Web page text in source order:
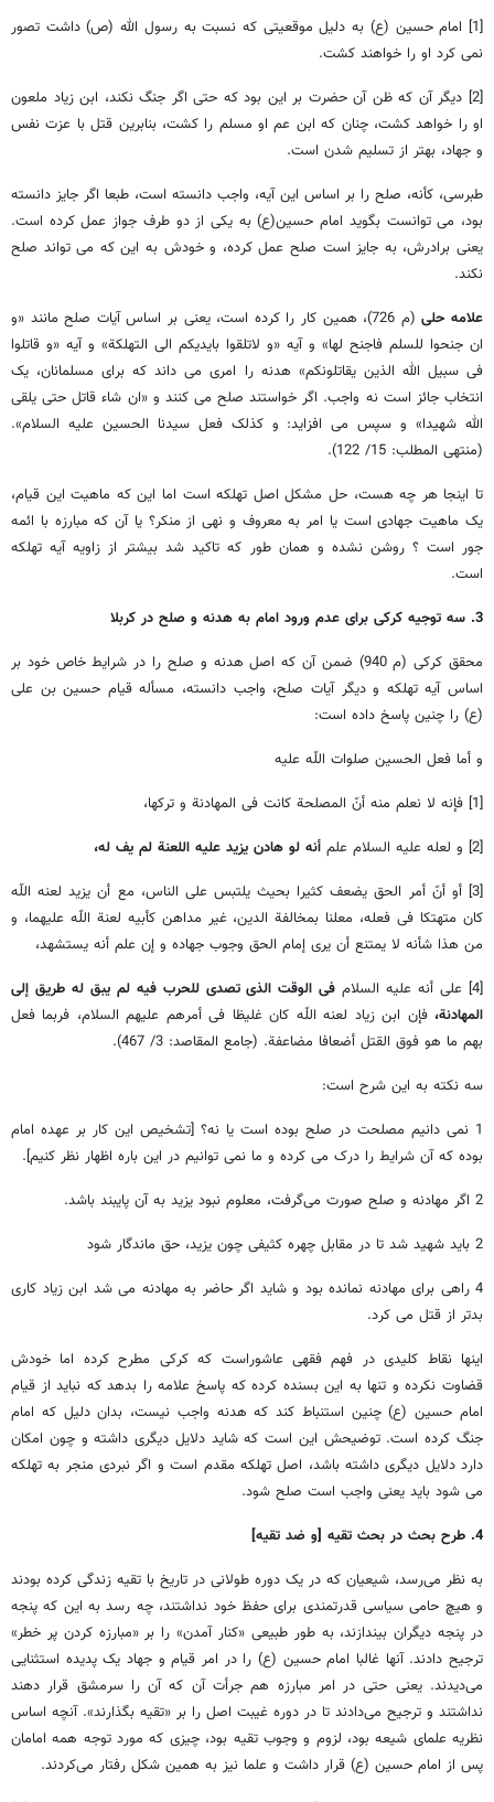
[1] امام حسین (ع) به دلیل موقعیتی که نسبت به رسول الله (ص) داشت تصور
نمی کرد او را خواهند کشت.
[2] دیگر آن که ظن آن حضرت بر این بود که حتی اگر جنگ نکند، ابن زیاد ملعون
او را خواهد کشت، چنان که ابن عم او مسلم را کشت، بنابرین قتل با عزت نفس
و جهاد، بهتر از تسلیم شدن است.
طبرسی، کأنه، صلح را بر اساس این آیه، واجب دانسته است، طبعا اگر جایز دانسته
بود، می توانست بگوید امام حسین(ع) به یکی از دو طرف جواز عمل کرده است.
یعنی برادرش، به جایز است صلح عمل کرده، و خودش به این که می تواند صلح
نکند.
علامه حلی
(م 726)، همین کار را کرده است، یعنی بر اساس آیات صلح مانند «و
ان جنحوا للسلم فاجنح لها» و آیه «و لاتلقوا بایدیکم الی التهلکة» و آیه «و قاتلوا
فی سبیل الله الذین یقاتلونکم» هدنه را امری می داند که برای مسلمانان، یک
انتخاب جائز است نه واجب. اگر خواستند صلح می کنند و «ان شاء قاتل حتی یلقی
الله شهیدا»‌ و سپس می افزاید: و کذلک فعل سیدنا الحسین علیه السلام».
(منتهی المطلب: 15/ 122).
تا اینجا هر چه هست، حل مشکل اصل تهلکه است اما این که ماهیت این قیام،
یک ماهیت جهادی است یا امر به معروف و نهی از منکر؟ یا آن که مبارزه با ائمه
جور است ؟ روشن نشده و همان طور که تاکید شد بیشتر از زاویه آیه تهلکه
است.
3. سه توجیه کرکی برای عدم ورود امام به هدنه و صلح در کربلا
محقق کرکی (م 940) ضمن آن که اصل هدنه و صلح را در شرایط خاص خود بر
اساس آیه تهلکه و دیگر آیات صلح، واجب دانسته، مسأله قیام حسین بن علی
(ع) را چنین پاسخ داده است:
و أما فعل الحسین صلوات اللّه علیه
[1] فإنه لا نعلم منه أنّ المصلحة کانت فی المهادنة و ترکها،
[2] و لعله علیه السلام علم
أنه لو هادن یزید علیه اللعنة لم یف له،
[3] أو أنّ أمر الحق یضعف کثیرا بحیث یلتبس علی الناس، مع أن یزید لعنه اللّه
کان متهتکا فی فعله، معلنا بمخالفة الدین، غیر مداهن کأبیه لعنة اللّه علیهما، و
من هذا شأنه لا یمتنع أن یری إمام الحق وجوب جهاده و إن علم أنه یستشهد،
[4] علی أنه علیه السلام
فی الوقت الذی تصدی للحرب فیه لم یبق له طریق إلی
المهادنة، فإن ابن زیاد لعنه اللّه کان غلیظا فی أمرهم علیهم السلام، فربما فعل
بهم ما هو فوق القتل أضعافا مضاعفة. (جامع المقاصد: 3/ 467).
سه نکته به این شرح است:
1 نمی دانیم مصلحت در صلح بوده است یا نه؟ [تشخیص این کار بر عهده امام
بوده که آن شرایط را درک می کرده و ما نمی توانیم در این باره اظهار نظر کنیم].
2 اگر مهادنه و صلح صورت می‌گرفت، معلوم نبود یزید به آن پایبند باشد.
2 باید شهید شد تا در مقابل چهره کثیفی چون یزید، حق ماندگار شود
4 راهی برای مهادنه نمانده بود و شاید اگر حاضر به مهادنه می شد ابن زیاد کاری
بدتر از قتل می کرد.
اینها نقاط کلیدی در فهم فقهی عاشوراست که کرکی مطرح کرده اما خودش
قضاوت نکرده و تنها به این بسنده کرده که پاسخ علامه را بدهد که نباید از قیام
امام حسین (ع) چنین استنباط کند که هدنه واجب نیست، بدان دلیل که امام
جنگ کرده است. توضیحش این است که شاید دلایل دیگری داشته و چون امکان
دارد دلایل دیگری داشته باشد، اصل تهلکه مقدم است و اگر نبردی منجر به تهلکه
می شود باید یعنی واجب است صلح شود.
4. طرح بحث در بحث تقیه [و ضد تقیه]
به نظر می‌رسد، شیعیان که در یک دوره طولانی در تاریخ با تقیه زندگی کرده بودند
و هیچ حامی سیاسی قدرتمندی برای حفظ خود نداشتند، چه رسد به این که پنجه
در پنجه دیگران بیندازند، به طور طبیعی «کنار آمدن» را بر «مبارزه کردن پر خطر»
ترجیح دادند. آنها غالبا امام حسین (ع) را در امر قیام و جهاد یک پدیده استثنایی
می‌دیدند. یعنی حتی در امر مبارزه هم جرأت آن که آن را سرمشق قرار دهند
نداشتند و ترجیح می‌دادند تا در دوره غیبت اصل را بر «تقیه بگذارند». آنچه اساس
نظریه علمای شیعه بود، لزوم و وجوب تقیه بود، چیزی که مورد توجه همه امامان
پس از امام حسین (ع) قرار داشت و علما نیز به همین شکل رفتار می‌کردند.